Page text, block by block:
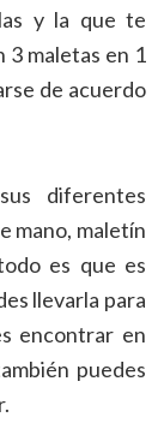
y la que te
3 maletas en 1
de acuerdo
diferentes
mano, maletín
es que es
llevarla para
encontrar en
puedes